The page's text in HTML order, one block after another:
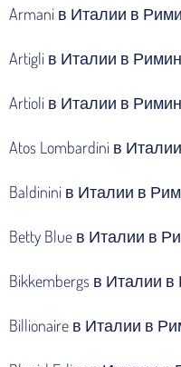
Armani в Италии в
Artigli в Италии в
Artioli в Италии в
Atos Lombardini в
Baldinini в Италии в
Betty Blue в Италии в
Bikkembergs в Италии
Billionaire в Италии в